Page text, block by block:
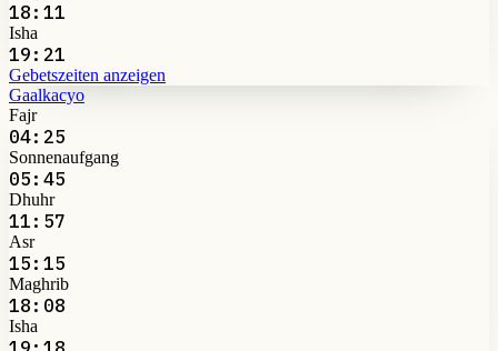
18:11
Isha
19:21
Gebetszeiten anzeigen
Gaalkacyo
Fajr
04:25
Sonnenaufgang
05:45
Dhuhr
11:57
Asr
15:15
Maghrib
18:08
Isha